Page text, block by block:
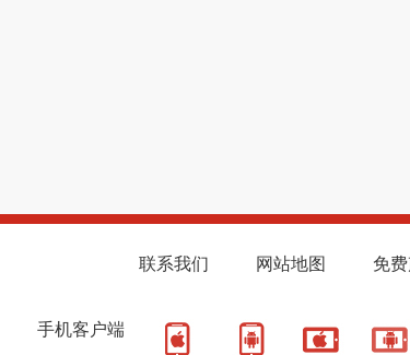
联系我们 网站地图 免
手机客户端